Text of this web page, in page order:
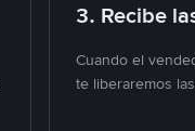
3. Recibe
Cuando el
te liberaremos